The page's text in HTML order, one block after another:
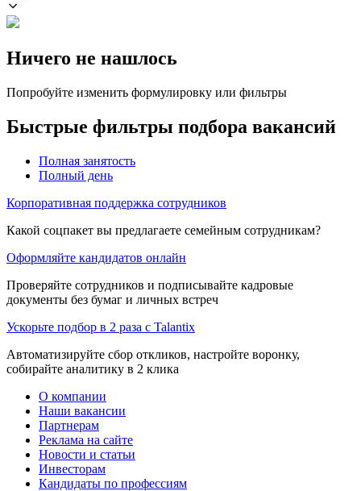
Ничего не нашлось
Попробуйте изменить формулировку или фильтры
Быстрые фильтры подбора вакансий
Полная занятость
Полный день
Корпоративная поддержка сотрудников
Какой соцпакет вы предлагаете семейным сотрудникам?
Оформляйте кандидатов онлайн
Проверяйте сотрудников и подписывайте кадровые
документы без бумаг и личных встреч
Ускорьте подбор в 2 раза с Talantix
Автоматизируйте сбор откликов, настройте воронку,
собирайте аналитику в 2 клика
О компании
Наши вакансии
Партнерам
Реклама на сайте
Новости и статьи
Инвесторам
Кандидаты по профессиям